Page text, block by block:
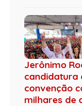
Jerônimo
candidatura
convenção
milhares de